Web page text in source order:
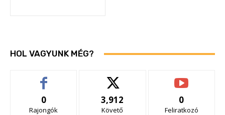
HOL VAGYUNK MÉG?
0
Rajongók
3,912
Követő
0
Feliratkozó